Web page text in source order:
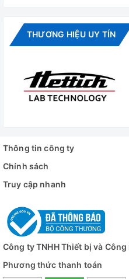
Bơm chân không
Model
Kiểu buồng tiêu
Số khay đi kèm 4 hoặc
lạnh
0.12m2
THƯƠNG HIỆU UY TÍN
Thông tin công ty
Chính sách
Truy cập nhanh
Công ty TNHH Thiết bị và
Phương thức thanh toán